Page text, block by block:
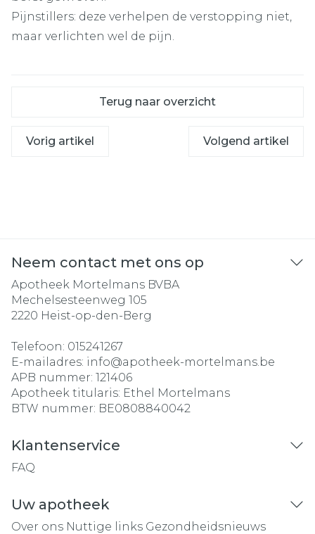
Pijnstillers: deze verhelpen de verstopping niet,
maar verlichten wel de pijn.
Terug naar overzicht
Vorig artikel Volgend artikel
Neem contact met ons op
Apotheek Mortelmans BVBA
Mechelsesteenweg 105
2220 Heist-op-den-Berg
Telefoon: 015241267
E-mailadres: info@apotheek-mortelmans.be
APB nummer: 121406
Apotheek titularis: Ethel Mortelmans
BTW nummer: BE0808840042
Klantenservice
FAQ
Uw apotheek
Over ons Nuttige links Gezondheidsnieuws